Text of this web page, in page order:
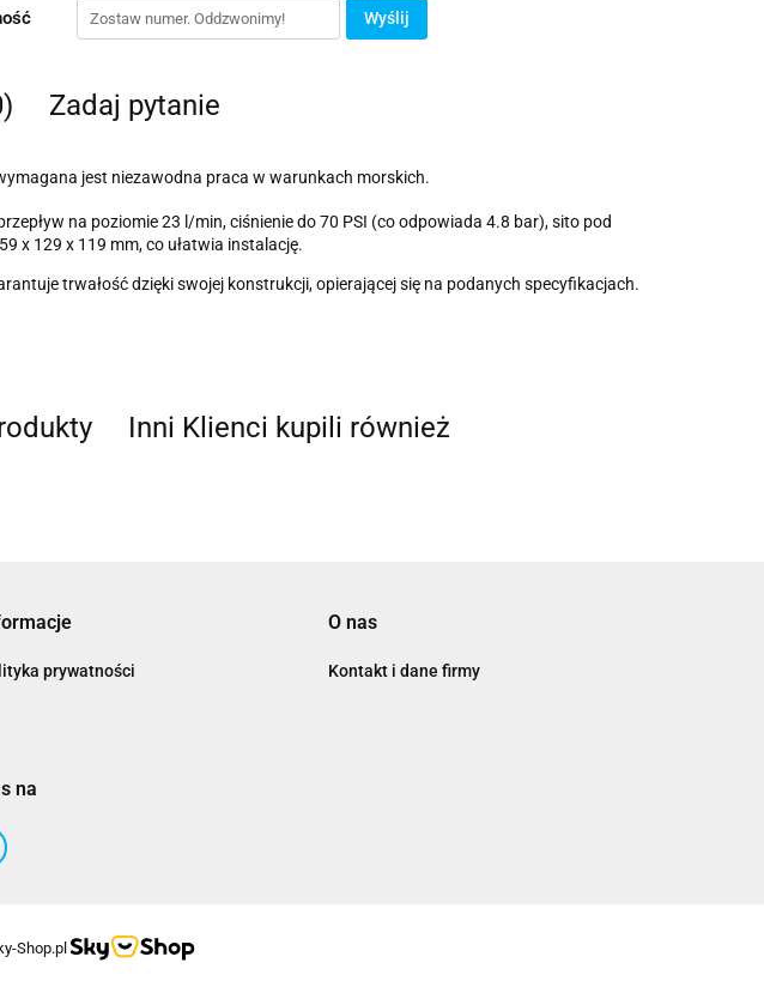
Wyślij
Zadaj pytanie
jest niezawodna praca w warunkach morskich.
na poziomie 23 l/min, ciśnienie do 70 PSI (co odpowiada 4.8 bar), sito pod
x 129 x 119 mm, co ułatwia instalację.
trwałość dzięki swojej konstrukcji, opierającej się na podanych specyfikacjach.
Inni Klienci kupili również
prywatności
O nas
Kontakt i dane firmy
na
Shop.pl